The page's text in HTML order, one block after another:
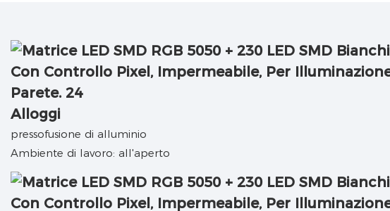
Alloggi
pressofusione di alluminio
Ambiente di lavoro: all'aperto